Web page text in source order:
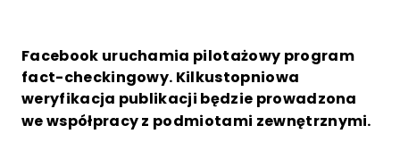
Facebook uruchamia pilotażowy program
fact-checkingowy. Kilkustopniowa
weryfikacja publikacji będzie prowadzona
we współpracy z podmiotami zewnętrznymi.